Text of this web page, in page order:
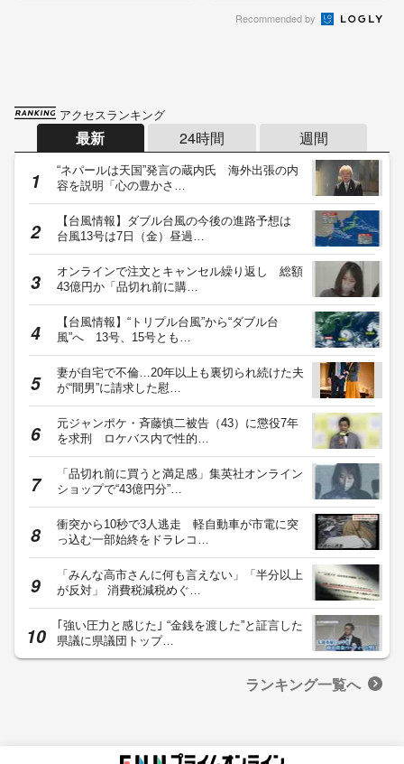
Recommended by
アクセスランキング
最新 24時間 週間
“ネパールは天国”発言の蔵内氏 海外出張の内
容を説明「心の豊かさ…
【台風情報】ダブル台風の今後の進路予想は
台風13号は7日（金）昼過…
オンラインで注文とキャンセル繰り返し 総額
43億円か「品切れ前に購…
【台風情報】“トリプル台風”から“ダブル台
風”へ 13号、15号とも…
妻が自宅で不倫…20年以上も裏切られ続けた夫
が“間男”に請求した慰…
元ジャンポケ・斉藤慎二被告（43）に懲役7年
を求刑 ロケバス内で性的…
「品切れ前に買うと満足感」集英社オンライン
ショップで“43億円分”…
衝突から10秒で3人逃走 軽自動車が市電に突
っ込む一部始終をドラレコ…
「みんな高市さんに何も言えない」「半分以上
が反対」 消費税減税めぐ…
｢強い圧力と感じた｣ “金銭を渡した”と証言した
県議に県議団トップ…
ランキング一覧へ